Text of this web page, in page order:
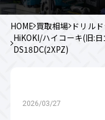
HOME 買取相場 ドリル
HiKOKI/ハイコーキ(旧:
DS18DC(2XPZ)
2026/03/27